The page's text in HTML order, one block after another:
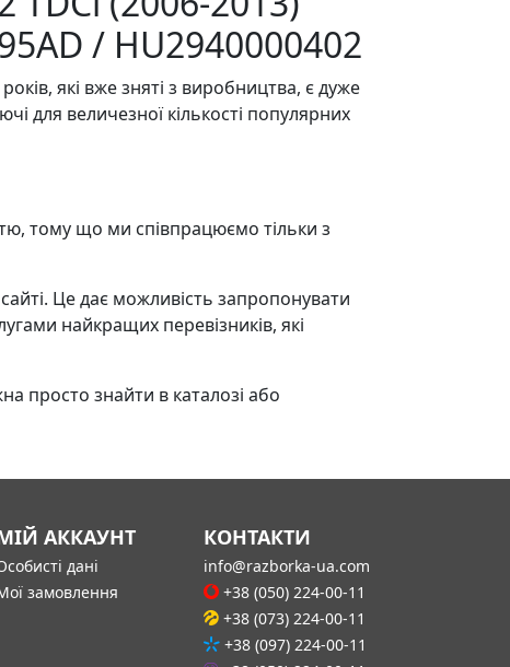
/ HU2940000402
які вже зняті з виробництва, є дуже
для величезної кількості популярних
тому що ми співпрацюємо тільки з
Це дає можливість запропонувати
найкращих перевізників, які
просто знайти в каталозі або
АККАУНТ
дані
замовлення
КОНТАКТИ
info@razborka-ua.com
+38 (050) 224-00-11
+38 (073) 224-00-11
+38 (097) 224-00-11